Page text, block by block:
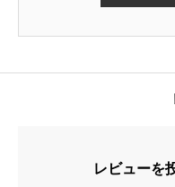
レビューを